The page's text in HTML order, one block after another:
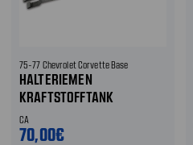
75-77 Chevrolet Corvette Base
HALTERIEMEN
KRAFTSTOFFTANK
CA
70,00€